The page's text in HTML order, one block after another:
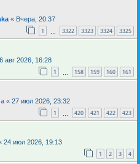
« Вчера, 20:37
1 3322 3323 3324 3325
авг 2026, 16:28
1 158 159 160 161
« 27 июл 2026, 23:32
1 420 421 422 423
24 июл 2026, 19:13
1 2 3 4